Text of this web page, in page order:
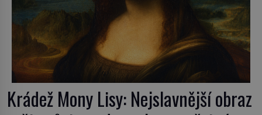
Krádež Mony Lisy: Nejslavnější obraz